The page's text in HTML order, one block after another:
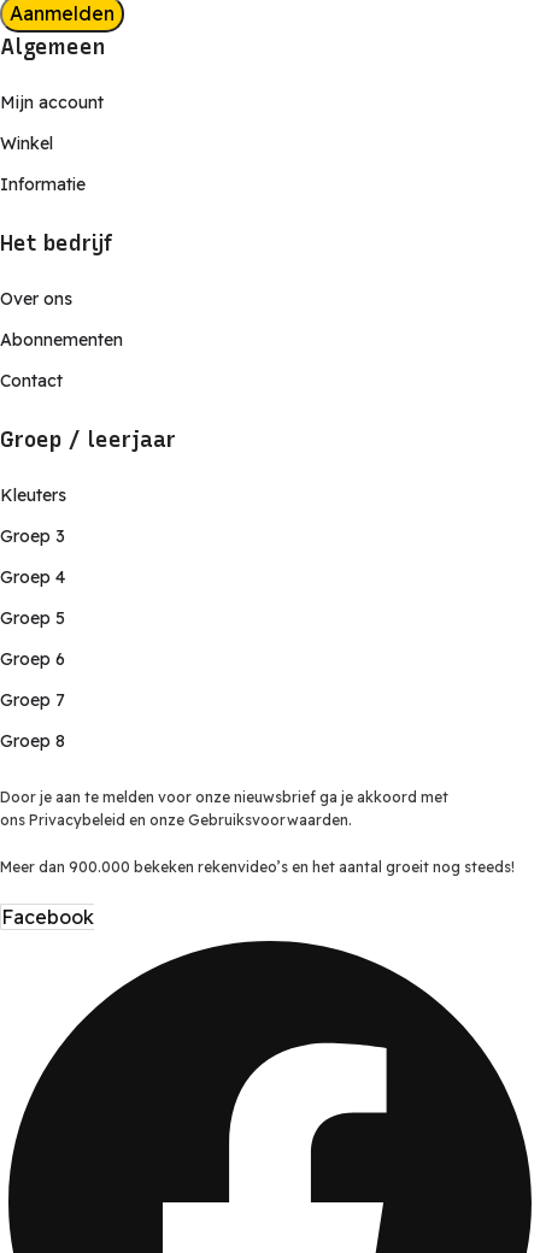
Aanmelden
Algemeen
Mijn account
Winkel
Informatie
Het bedrijf
Over ons
Abonnementen
Contact
Groep / leerjaar
Kleuters
Groep 3
Groep 4
Groep 5
Groep 6
Groep 7
Groep 8
Door je aan te melden voor onze nieuwsbrief ga je akkoord met
ons Privacybeleid en onze Gebruiksvoorwaarden.
Meer dan 900.000 bekeken rekenvideo’s en het aantal groeit nog steeds!
Facebook